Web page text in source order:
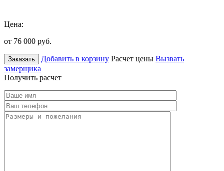
Цена:
от 76 000 руб.
Заказать Добавить в корзину Расчет цены Вызвать
замерщика
Получить расчет